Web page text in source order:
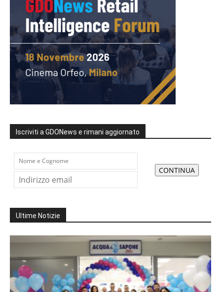
Iscriviti a GDONews e rimani aggiornato
Ultime Notizie